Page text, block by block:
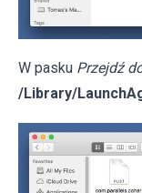
W pasku Przejdź
/Library/